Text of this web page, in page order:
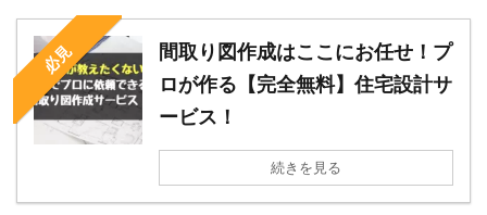
必見
間取り図作成はここにお任せ！プ
ロが作る【完全無料】住宅設計サ
ービス！
続きを見る